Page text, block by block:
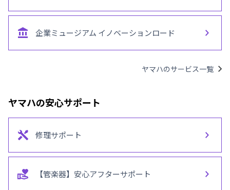
企業ミュージアム イノベーションロード
ヤマハのサービス一覧
ヤマハの安心サポート
修理サポート
【管楽器】安心アフターサポート